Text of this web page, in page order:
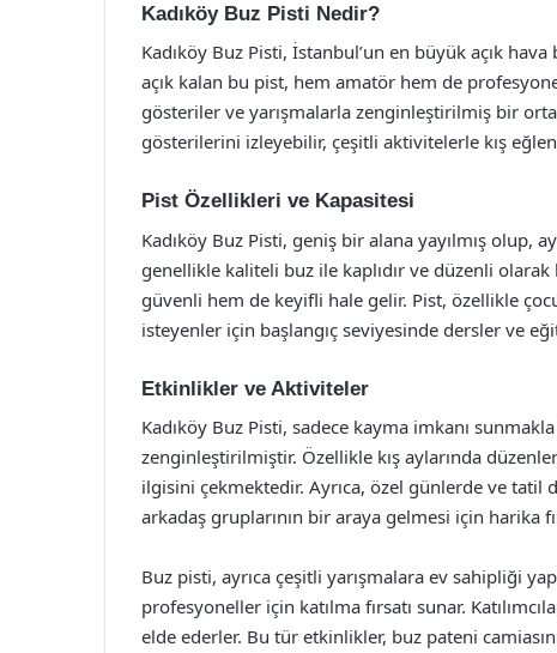
Kadıköy Buz Pisti Nedir?
Kadıköy Buz Pisti, İstanbul’un en büyük açık
açık kalan bu pist, hem amatör hem de
gösteriler ve yarışmalarla zenginleştirilmiş bir
gösterilerini izleyebilir, çeşitli aktivitelerle kış
Pist Özellikleri ve Kapasitesi
Kadıköy Buz Pisti, geniş bir alana yayılmış olup,
genellikle kaliteli buz ile kaplıdır ve düzenli olarak
güvenli hem de keyifli hale gelir. Pist, özellikle
isteyenler için başlangıç seviyesinde dersler ve
Etkinlikler ve Aktiviteler
Kadıköy Buz Pisti, sadece kayma imkanı
zenginleştirilmiştir. Özellikle kış aylarında
ilgisini çekmektedir. Ayrıca, özel günlerde ve
arkadaş gruplarının bir araya gelmesi için harika
Buz pisti, ayrıca çeşitli yarışmalara ev sahipliği
profesyoneller için katılma fırsatı sunar.
elde ederler. Bu tür etkinlikler, buz pateni